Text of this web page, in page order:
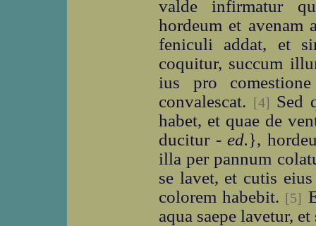
valde infirmatur
hordeum et avenam
feniculi addat, et
coquitur, succum
ius pro
convalescat. [4] Sed
habet, et quae de
ducitur -ed.},
illa per pannum
se lavet, et cutis
colorem habebit. [5]
aqua saepe lavetur,